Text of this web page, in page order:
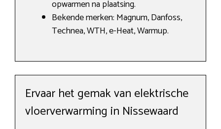
opwarmen na plaatsing.
Bekende merken: Magnum, Danfoss,
Technea, WTH, e-Heat, Warmup.
Ervaar het gemak van elektrische
vloerverwarming in Nissewaard